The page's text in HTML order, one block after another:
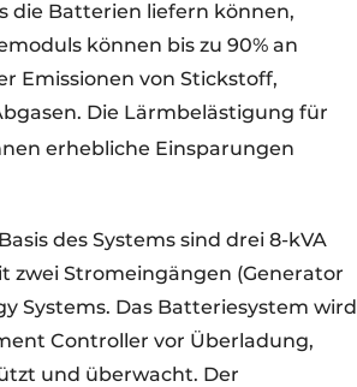
die Batterien liefern können,
können bis zu 90% an
Emissionen von Stickstoff,
Die Lärmbelästigung für
erhebliche Einsparungen
des Systems sind drei 8-kVA
Stromeingängen (Generator
Systems. Das Batteriesystem wird
Controller vor Überladung,
und überwacht. Der